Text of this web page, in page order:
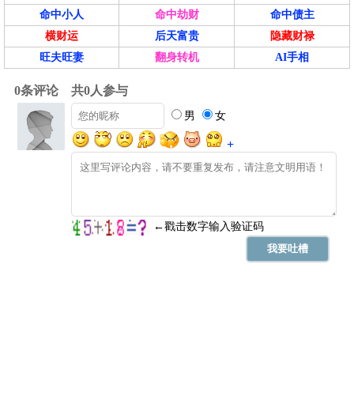
命中小人
命中劫财
命中债主
横财运
后天富贵
隐藏财禄
旺夫旺妻
翻身转机 AI手相